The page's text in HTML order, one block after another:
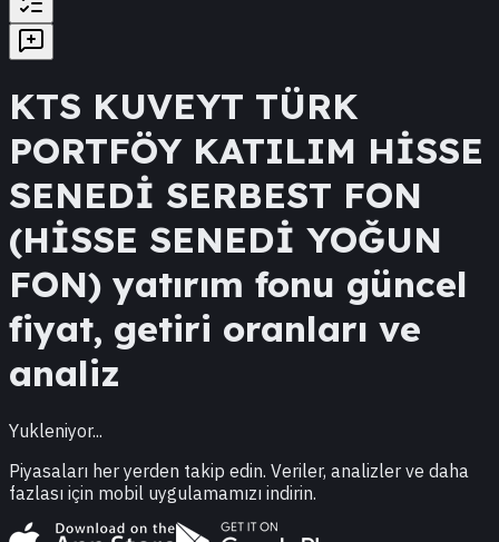
KTS KUVEYT TÜRK
PORTFÖY KATILIM HİSSE
SENEDİ SERBEST FON
(HİSSE SENEDİ YOĞUN
FON) yatırım fonu güncel
fiyat, getiri oranları ve
analiz
Yukleniyor...
Piyasaları her yerden takip edin. Veriler, analizler ve daha
fazlası için mobil uygulamamızı indirin.